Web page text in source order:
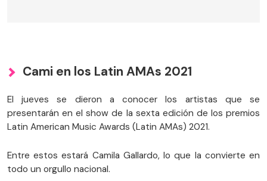
Cami en los Latin AMAs 2021
El jueves se dieron a conocer los artistas que se
presentarán en el show de la sexta edición de los premios
Latin American Music Awards (Latin AMAs) 2021.
Entre estos estará Camila Gallardo, lo que la convierte en
todo un orgullo nacional.